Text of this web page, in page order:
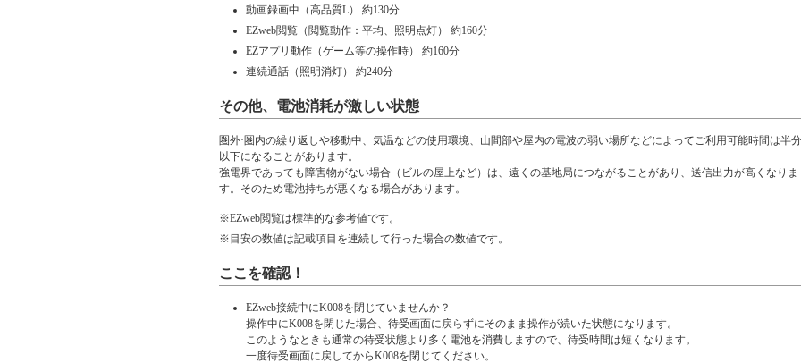
動画録画中（高品質L） 約130分
EZweb閲覧（閲覧動作：平均、照明点灯） 約160分
EZアプリ動作（ゲーム等の操作時） 約160分
連続通話（照明消灯） 約240分
その他、電池消耗が激しい状態
圏外·圏内の繰り返しや移動中、気温などの使用環境、山間部や屋内の電波の弱い場所などによってご利用可能時間は半分
以下になることがあります。
強電界であっても障害物がない場合（ビルの屋上など）は、遠くの基地局につながることがあり、送信出力が高くなりま
す。そのため電池持ちが悪くなる場合があります。
※EZweb閲覧は標準的な参考値です。
※ 目安の数値は記載項目を連続して行った場合の数値です。
ここを確認！
EZweb接続中にK008を閉じていませんか？
操作中にK008を閉じた場合、待受画面に戻らずにそのまま操作が続いた状態になります。
このようなときも通常の待受状態より多く電池を消費しますので、待受時間は短くなります。
一度待受画面に戻してからK008を閉じてください。